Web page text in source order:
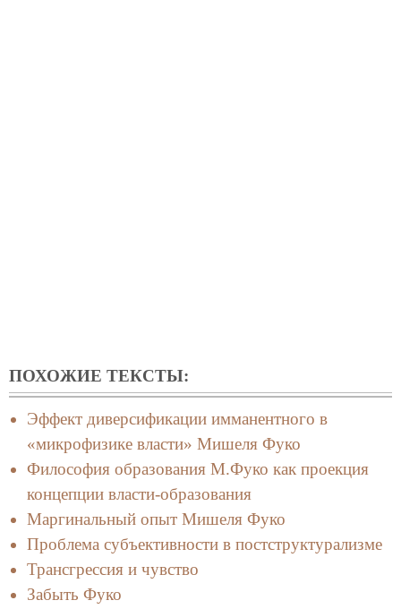
ПОХОЖИЕ ТЕКСТЫ:
Эффект диверсификации имманентного в
«микрофизике власти» Мишеля Фуко
Философия образования М.Фуко как проекция
концепции власти-образования
Маргинальный опыт Мишеля Фуко
Проблема субъективности в постструктурализме
Трансгрессия и чувство
Забыть Фуко